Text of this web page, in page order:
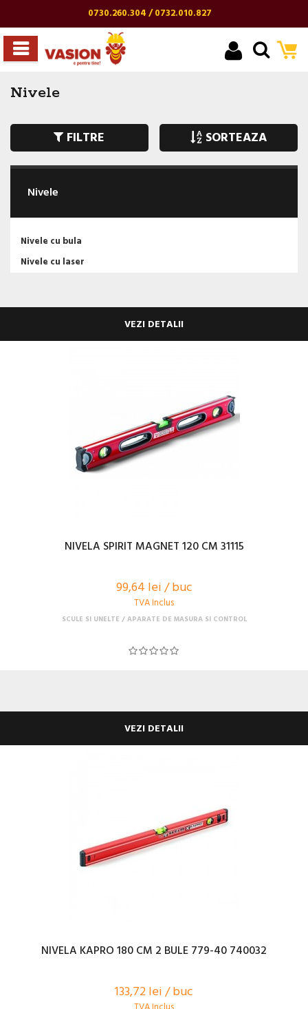
0730.260.304 / 0732.010.827
Nivele
FILTRE SORTEAZA
Nivele
Nivele cu bula
Nivele cu laser
VEZI DETALII
NIVELA SPIRIT MAGNET 120 CM 31115
99,64 lei / buc
TVA Inclus
SCULE SI UNELTE APARATE DE MASURA SI CONTROL
VEZI DETALII
NIVELA KAPRO 180 CM 2 BULE 779-40 740032
133,72 lei / buc